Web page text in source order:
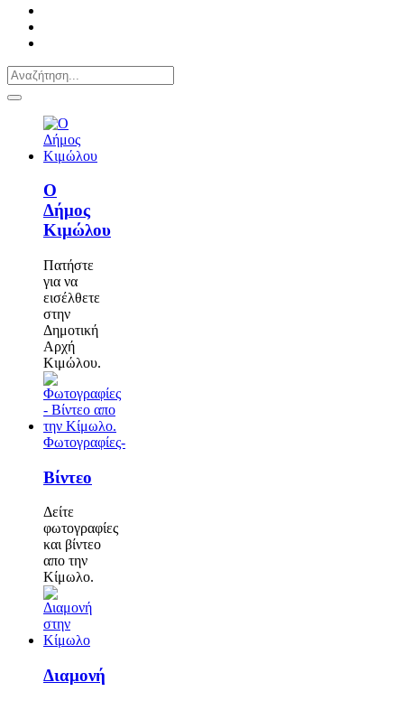
Ο
Δήμος
Κιμώλου
Πατήστε
για να
εισέλθετε
στην
Δημοτική
Αρχή
Κιμώλου.
Φωτογραφίες-
Βίντεο
Δείτε
φωτογραφίες
και βίντεο
απο την
Κίμωλο.
Διαμονή